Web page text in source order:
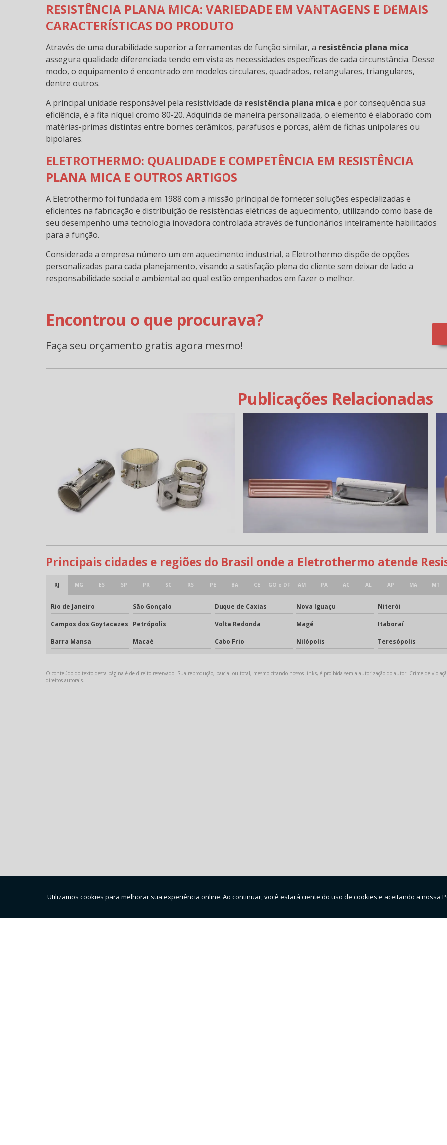
1FPC
1FTC
1GC
2FPC
RESISTÊNCIA PLANA MICA: VARIEDADE EM VANTAGENS E DEMAIS
CARACTERÍSTICAS DO PRODUTO
Através de uma durabilidade superior a ferramentas de função similar, a resistência plana mica
assegura qualidade diferenciada tendo em vista as necessidades específicas de cada circunstância. Desse
modo, o equipamento é encontrado em modelos circulares, quadrados, retangulares, triangulares,
dentre outros.
A principal unidade responsável pela resistividade da resistência plana mica e por consequência sua
eficiência, é a fita níquel cromo 80-20. Adquirida de maneira personalizada, o elemento é elaborado com
matérias-primas distintas entre bornes cerâmicos, parafusos e porcas, além de fichas unipolares ou
bipolares.
ELETROTHERMO: QUALIDADE E COMPETÊNCIA EM RESISTÊNCIA
PLANA MICA E OUTROS ARTIGOS
A Eletrothermo foi fundada em 1988 com a missão principal de fornecer soluções especializadas e
eficientes na fabricação e distribuição de resistências elétricas de aquecimento, utilizando como base de
seu desempenho uma tecnologia inovadora controlada através de funcionários inteiramente habilitados
para a função.
Considerada a empresa número um em aquecimento industrial, a Eletrothermo dispõe de opções
personalizadas para cada planejamento, visando a satisfação plena do cliente sem deixar de lado a
responsabilidade social e ambiental ao qual estão empenhados em fazer o melhor.
Encontrou o que procurava?
Faça seu orçamento gratis agora mesmo!
Publicações Relacionadas
Principais cidades e regiões do Brasil onde a Eletrothermo atende
RJ MG ES SP PR SC RS PE BA CE GO e DF AM PA AC AL AP MA MT
Rio de Janeiro São Gonçalo Duque de Caxias Nova Iguaçu Niterói
Campos dos Goytacazes Petrópolis Volta Redonda Magé Itaboraí
Barra Mansa Macaé Cabo Frio Nilópolis Teresópolis
O conteúdo do texto desta página é de direito reservado. Sua reprodução, parcial ou total, mesmo citando nossos links, é proibida sem a autorização do autor. Crime de
direitos autorais